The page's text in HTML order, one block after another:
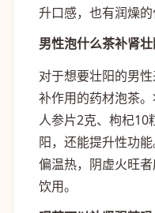
升口感，也有润燥的
男性泡什么茶补肾壮
对于想要壮阳的男
补作用的药材泡茶。
人参片2克、枸杞10
阳，还能提升性功
偏温热，阴虚火旺
饮用。